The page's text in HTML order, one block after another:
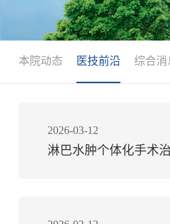
本院动态 医技前沿 综合消
2026-03-12
淋巴水肿个体化手术